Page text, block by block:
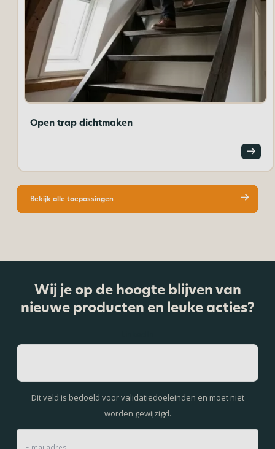
Open trap dichtmaken
Bekijk alle toepassingen
Wij je op de hoogte blijven van
nieuwe producten en leuke acties?
Dit veld is bedoeld voor validatiedoeleinden en moet niet
worden gewijzigd.